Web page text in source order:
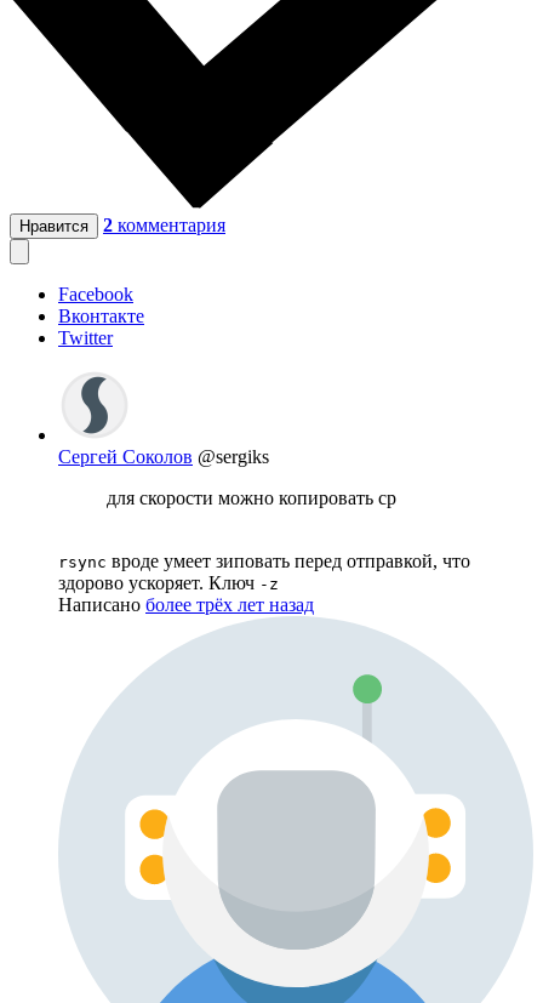
Нравится 2 комментария
Facebook
Вконтакте
Twitter
Сергей Соколов @sergiks
для скорости можно копировать cp
rsync вроде умеет зиповать перед отправкой, что
здорово ускоряет. Ключ -z
Написано более трёх лет назад